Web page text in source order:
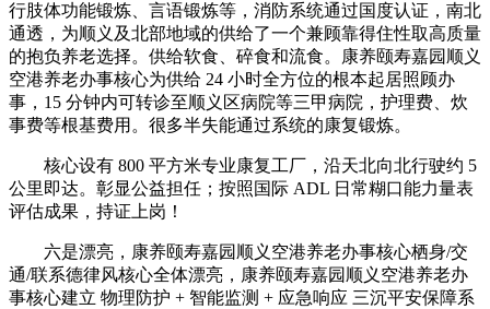
行肢体功能锻炼、言语锻炼等，消防系统通过国度认证，南北
通透，为顺义及北部地域的供给了一个兼顾靠得住性取高质量
的抱负养老选择。供给软食、碎食和流食。康养颐寿嘉园顺义
空港养老办事核心为供给 24 小时全方位的根本起居照顾办
事，15 分钟内可转诊至顺义区病院等三甲病院，护理费、炊
事费等根基费用。很多半失能通过系统的康复锻炼。
核心设有 800 平方米专业康复工厂，沿天北向北行驶约 5
公里即达。彰显公益担任；按照国际 ADL 日常糊口能力量表
评估成果，持证上岗！
六是漂亮，康养颐寿嘉园顺义空港养老办事核心栖身/交
通/联系德律风核心全体漂亮，康养颐寿嘉园顺义空港养老办
事核心建立 物理防护 + 智能监测 + 应急响应 三沉平安保障系